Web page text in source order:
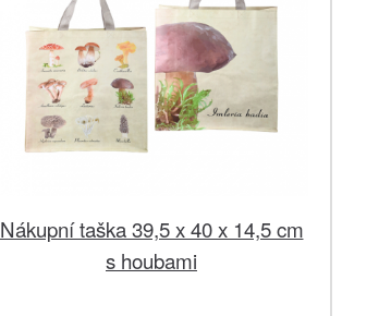
Nákupní taška 39,5 x 40 x 14,5 cm
s houbami